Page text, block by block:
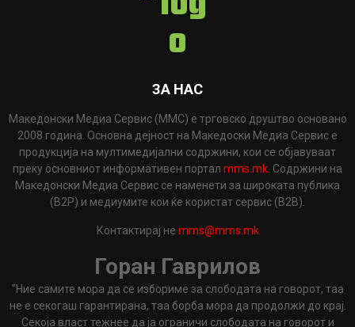
ЗА НАС
Македонски Медиа Сервис (ММС) е трговско друштво основано
2008 година. Основна дејност на Македоски Медиа Сервис е
продукција на мултимедијални содржини, кои се објавуваат
преку основниот информативен портал mms.mk . Содржини на
Македонски Медиа Сервис се наменети за широката публика
(B2P) и медиумите кои ќе користат сервис (B2B).
Контактирај не mms@mms.mk
Горан Гаврилов
"Ние самите мора да се избориме за слободата на говорот, таа
не е секогаш гарантирана, таа борба мора да продолжи до крај.
Секоја власт тежнее да ја ограничи слободата на говорот и